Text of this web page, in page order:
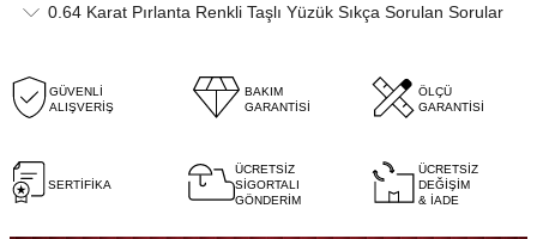
0.64 Karat Pırlanta Renkli Taşlı Yüzük Sıkça Sorulan Sorular
GÜVENLİ
ALIŞVERİŞ
BAKIM
GARANTİSİ
ÖLÇÜ
GARANTİSİ
SERTİFİKA
ÜCRETSİZ
SİGORTALI
GÖNDERİM
ÜCRETSİZ
DEĞİŞİM
& İADE